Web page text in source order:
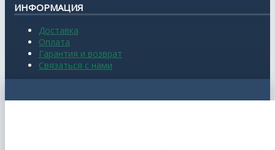
ИНФОРМАЦИЯ
Доставка
Оплата
Гарантия и возврат
Связаться с нами